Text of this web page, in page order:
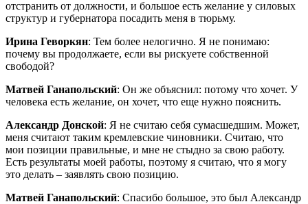
отстранить от должности, и большое есть желание у силовых
структур и губернатора посадить меня в тюрьму.
Ирина Геворкян: Тем более нелогично. Я не понимаю:
почему вы продолжаете, если вы рискуете собственной
свободой?
Матвей Ганапольский: Он же объяснил: потому что хочет. У
человека есть желание, он хочет, что еще нужно пояснить.
Александр Донской: Я не считаю себя сумасшедшим. Может,
меня считают таким кремлевские чиновники. Считаю, что
мои позиции правильные, и мне не стыдно за свою работу.
Есть результаты моей работы, поэтому я считаю, что я могу
это делать – заявлять свою позицию.
Матвей Ганапольский: Спасибо большое, это был Александр